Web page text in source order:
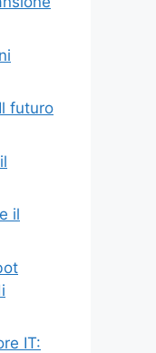
futuro
il
IT: